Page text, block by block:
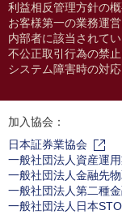
利益相反管理方針の
お客様第一の業務運
内部者に該当されて
不公正取引行為の禁
システム障害時の対
加入協会：
日本証券業協会
一般社団法人資産運
一般社団法人金融先
一般社団法人第二種
一般社団法人日本